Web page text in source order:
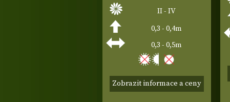
II - IV
0,3 - 0,4m
0,3 - 0,5m
Zobrazit informace a ceny